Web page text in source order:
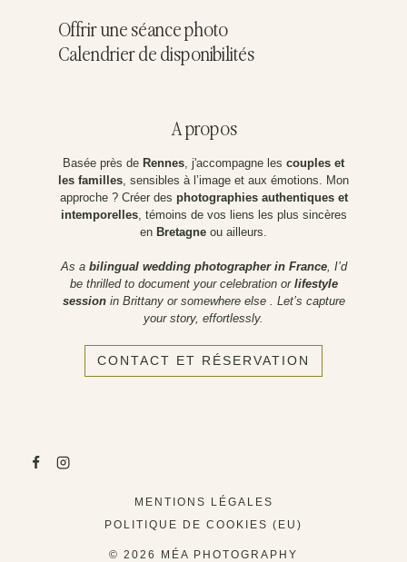
Offrir une séance photo
Calendrier de disponibilités
A propos
Basée près de Rennes , j'accompagne les couples et
les familles , sensibles à l’image et aux émotions. Mon
approche ? Créer des photographies authentiques et
intemporelles, témoins de vos liens les plus sincères
en Bretagne ou ailleurs.
As a bilingual wedding photographer in France, I’d
be thrilled to document your celebration or lifestyle
sessionin Brittany or somewhere else . Let’s capture
your story, effortlessly.
CONTACT ET RÉSERVATION
MENTIONS LÉGALES
POLITIQUE DE COOKIES (EU)
© 2026 MÉA PHOTOGRAPHY